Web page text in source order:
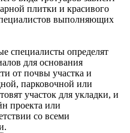
плитки и красивого
выполняющих
специалисты определят
для основания
от почвы участка и
парковочной или
участок для укладки, и
проекта или
со всеми